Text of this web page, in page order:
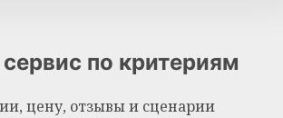
по критериям
цену, отзывы и сценарии